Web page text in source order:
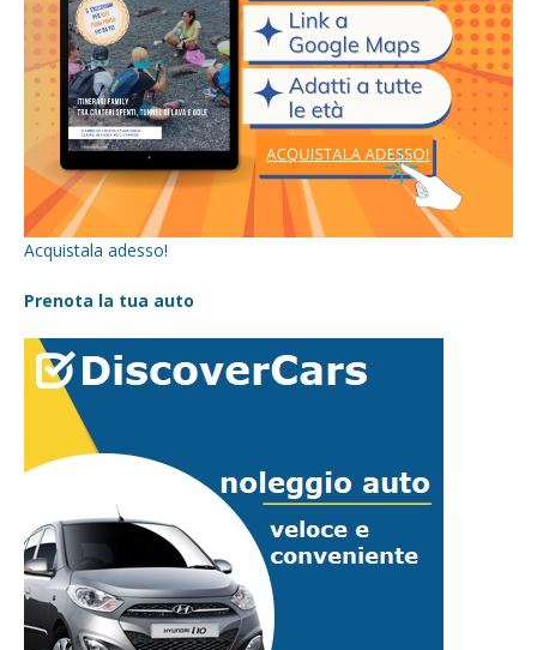
Acquistala adesso!
Prenota la tua auto